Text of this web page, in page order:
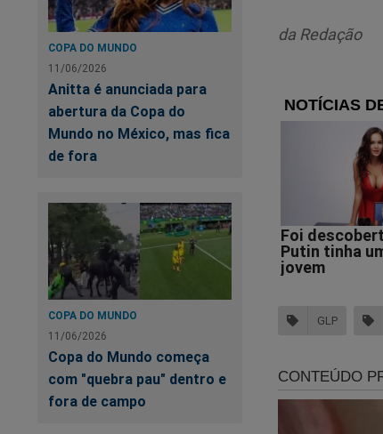
COPA DO MUNDO
11/06/2026
Anitta é anunciada para
abertura da Copa do
Mundo no México, mas fica
de fora
COPA DO MUNDO
11/06/2026
Copa do Mundo começa
com "quebra pau" dentro e
fora de campo
por 13 kg.
da Redação
GLP